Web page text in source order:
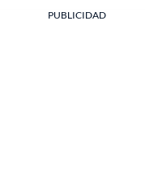
PUBLICIDAD